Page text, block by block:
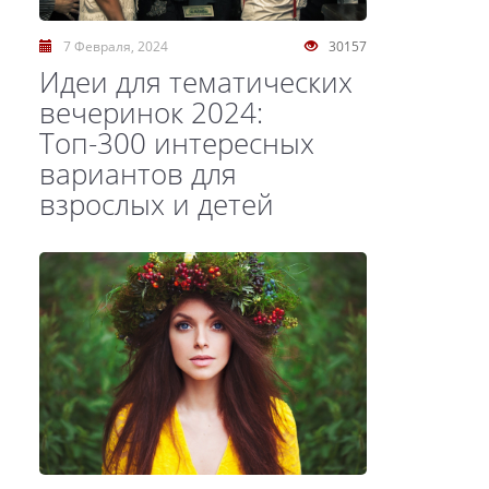
30157
7 Февраля, 2024
Идеи для тематических
вечеринок 2024:
Топ-300 интересных
вариантов для
взрослых и детей